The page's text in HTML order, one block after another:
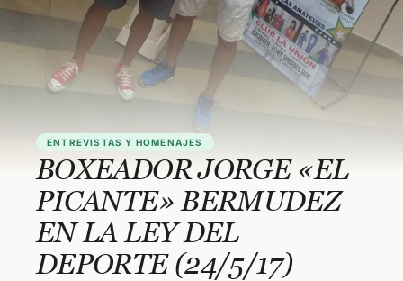
ENTREVISTAS Y HOMENAJES
BOXEADOR JORGE «EL
PICANTE» BERMUDEZ
EN LA LEY DEL
DEPORTE (24/5/17)